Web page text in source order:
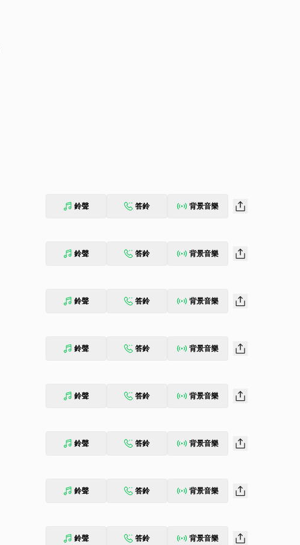
鈴聲 答鈴 背景音樂
鈴聲 答鈴 背景音樂
鈴聲 答鈴 背景音樂
鈴聲 答鈴 背景音樂
鈴聲 答鈴 背景音樂
鈴聲 答鈴 背景音樂
鈴聲 答鈴 背景音樂
鈴聲 答鈴 背景音樂